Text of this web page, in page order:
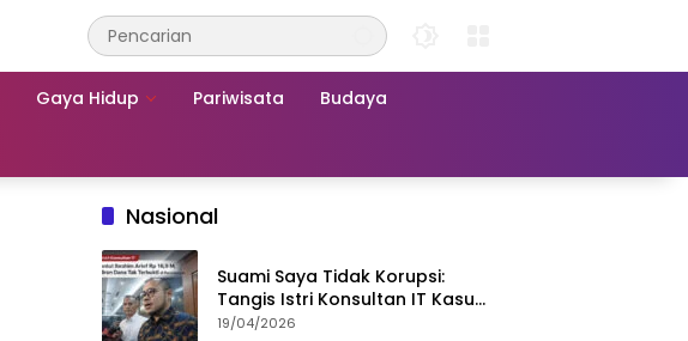
Gaya Hidup Pariwisata Budaya
Nasional
Suami Saya Tidak Korupsi:
Tangis Istri Konsultan IT Kasus
Nadiem Dituntut 22,5 Tahun
19/04/2026